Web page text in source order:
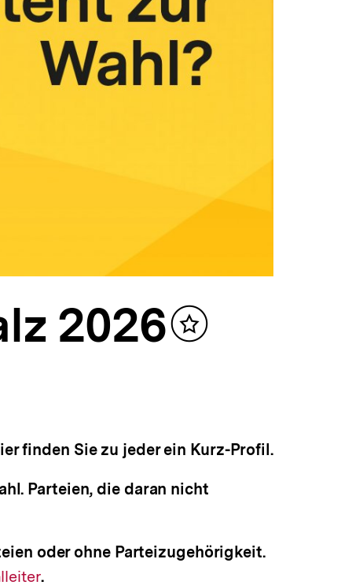
2026
Inhalt
merken
finden Sie zu jeder ein Kurz-Profil.
Parteien, die daran nicht
oder ohne Parteizugehörigkeit.
.